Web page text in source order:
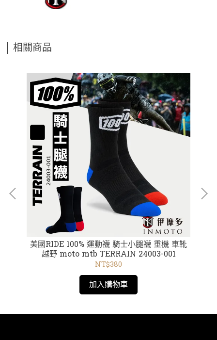
相關商品
美國RIDE 100% 運動襪 騎士小腿襪 重機 車靴
越野 moto mtb TERRAIN 24003-001
NT$380
加入購物車